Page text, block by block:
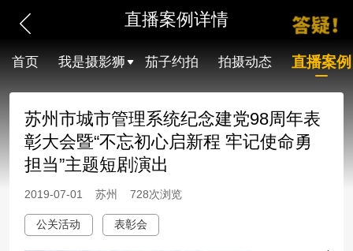
直播案例详情
首页 我是摄影狮 茄子约拍 拍摄动态 直播案例
苏州市城市管理系统纪念建党98周年表
彰大会暨“不忘初心启新程 牢记使命勇
担当”主题短剧演出
2019-07-01 苏州 728次浏览
公关活动 表彰会